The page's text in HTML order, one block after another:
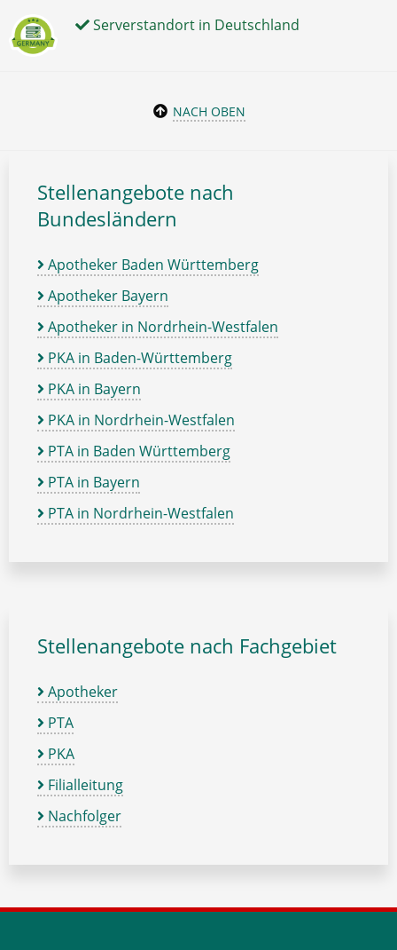
Serverstandort in Deutschland
NACH OBEN
Stellenangebote nach
Bundesländern
Apotheker Baden Württemberg
Apotheker Bayern
Apotheker in Nordrhein-Westfalen
PKA in Baden-Württemberg
PKA in Bayern
PKA in Nordrhein-Westfalen
PTA in Baden Württemberg
PTA in Bayern
PTA in Nordrhein-Westfalen
Stellenangebote nach Fachgebiet
Apotheker
PTA
PKA
Filialleitung
Nachfolger